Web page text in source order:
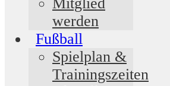
Mitglied
werden
Fußball
Spielplan &
Trainingszeiten